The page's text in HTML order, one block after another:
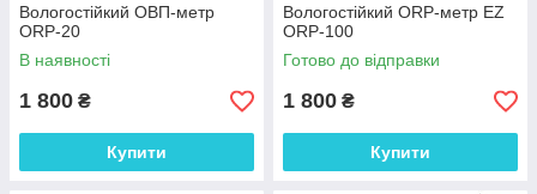
Вологостійкий ОВП-метр
ORP-20
В наявності
1 800 ₴
Купити
Вологостійкий ORP-метр EZ
ORP-100
Готово до відправки
1 800 ₴
Купити